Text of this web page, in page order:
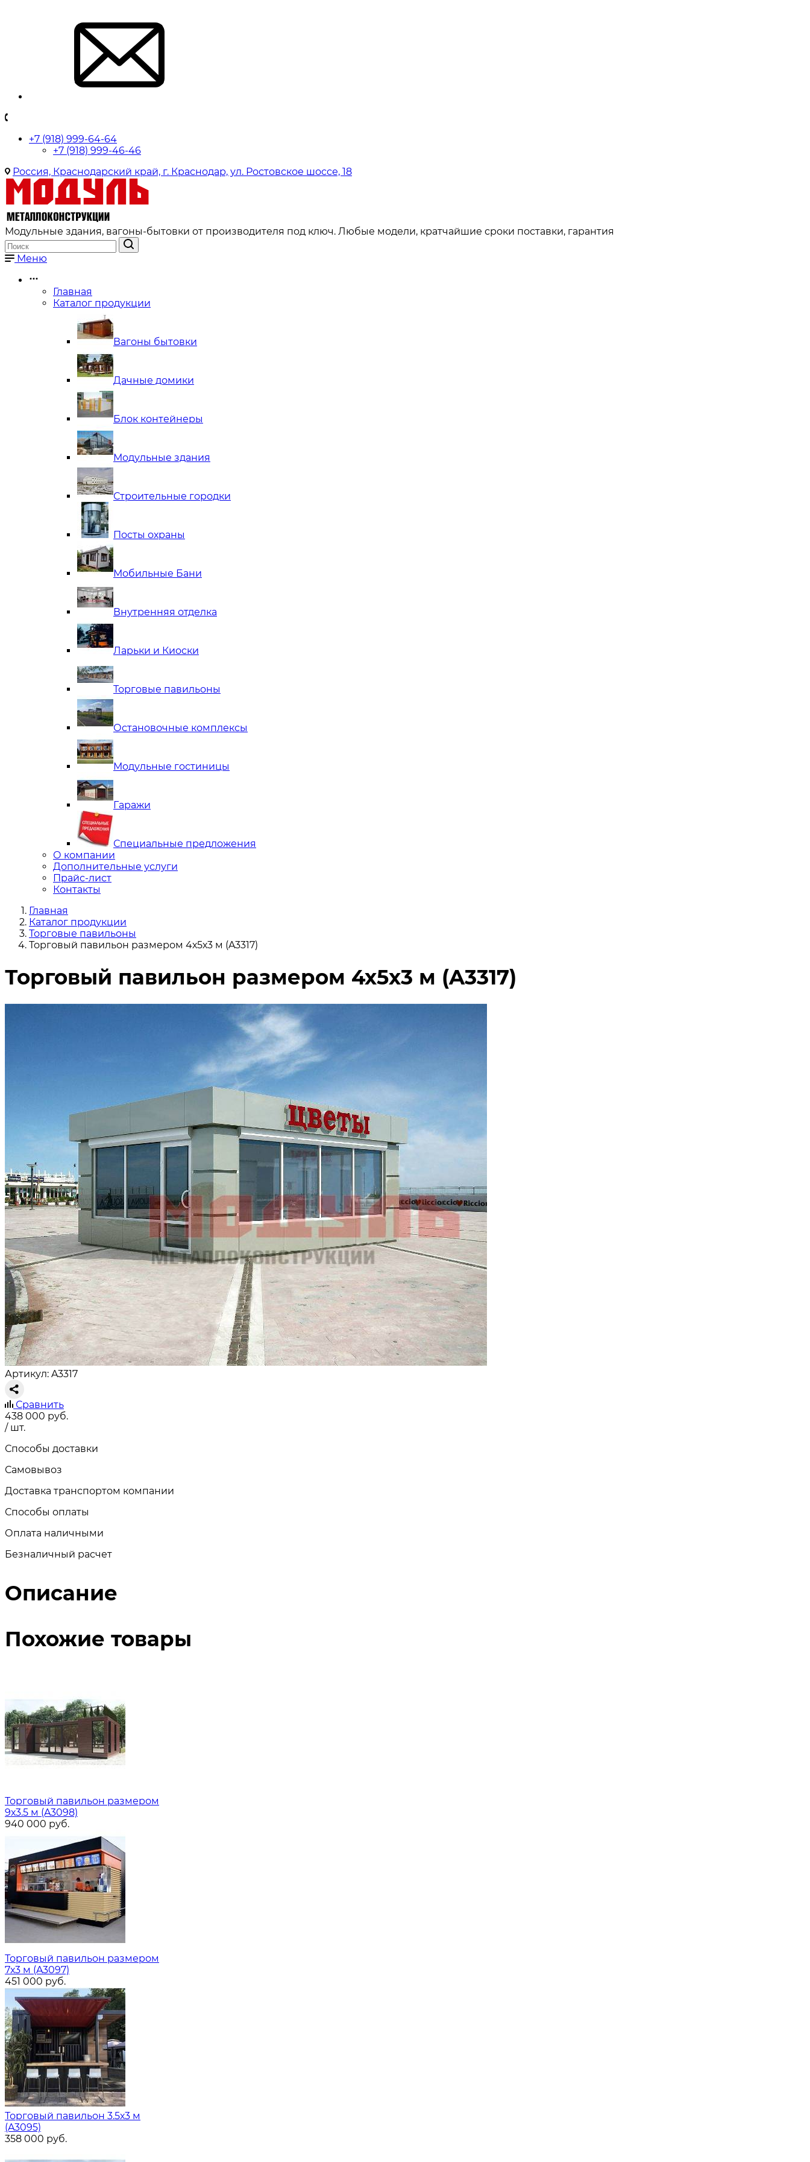
+7 (918) 999-64-64
+7 (918) 999-46-46
Россия, Краснодарский край, г. Краснодар, ул. Ростовское шоссе, 18
Модульные здания, вагоны-бытовки от производителя под ключ. Любые модели, кратчайшие сроки поставки, гарантия
Меню
Главная
Каталог продукции
Вагоны бытовки
Дачные домики
Блок контейнеры
Модульные здания
Строительные городки
Посты охраны
Мобильные Бани
Внутренняя отделка
Ларьки и Киоски
Торговые павильоны
Остановочные комплексы
Модульные гостиницы
Гаражи
Специальные предложения
О компании
Дополнительные услуги
Прайс-лист
Контакты
Главная
Каталог продукции
Торговые павильоны
Торговый павильон размером 4х5х3 м (A3317)
Торговый павильон размером 4х5х3 м (A3317)
Артикул: A3317
Сравнить
438 000 руб.
/ шт.
Способы доставки
Самовывоз
Доставка транспортом компании
Способы оплаты
Оплата наличными
Безналичный расчет
Описание
Похожие товары
Торговый павильон размером
9х3.5 м (A3098)
940 000 руб.
Торговый павильон размером
7х3 м (A3097)
451 000 руб.
Торговый павильон 3.5х3 м
(A3095)
358 000 руб.